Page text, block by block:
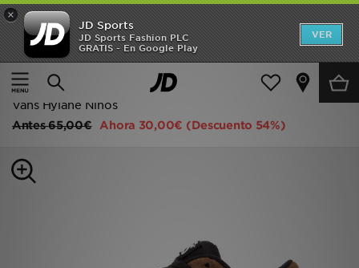
×
JD Sports
JD Sports Fashion PLC
GRATIS - En Google Play
VER
Página principal
Niños
Calzado infantil (tallas 28-35)
Vans Hylane Niños
Antes65,00€ Ahora 30,00€ (Descuento 54%)
Hombre
Mujer
Niños
Estilo